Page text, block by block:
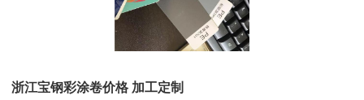
浙江宝钢彩涂卷价格 加工定制